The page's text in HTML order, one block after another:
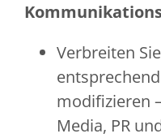
Verbreiten
modifizieren
Media, PR